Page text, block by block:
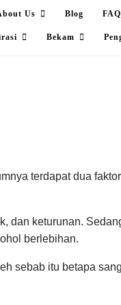
Us Blog FAQ
Bekam
terdapat dua
keturunan.
berlebihan.
sebab itu betapa